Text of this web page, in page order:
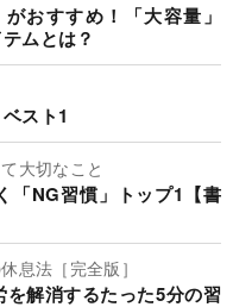
おすすめ！「大容量」
ムとは？
スト1
大切なこと
「NG習慣」トップ1【書
息法［完全版］
を解消するたった5分の習